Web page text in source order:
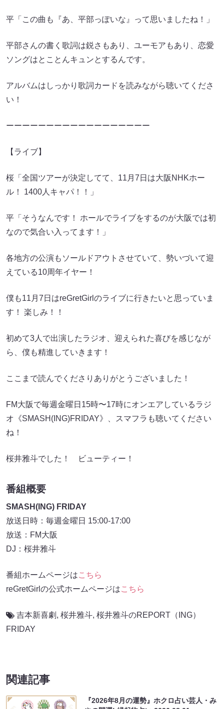
平「この曲も『あ、平部っぽいな』って思いましたね！」
平部さんの書く歌詞は鋭さもあり、ユーモアもあり、恋愛
ソングはとことんキュンとするんです。
アルバムはしっかり歌詞カードを読みながら聴いてくださ
い！
ーーーーーーーーーーーーーーーーーー
【ライブ】
桜「全国ツアーが決定してて、11月7日は大阪NHKホー
ル！ 1400人キャパ！！」
平「そうなんです！ ホールでライブをするのが大阪では初
なので気合い入ってます！」
各地方の公演もソールドアウトさせていて、勢いづいて迎
えている10周年イヤー！
僕も11月7日はreGretGirlのライブに行きたいと思っていま
す！ 楽しみ！！
初めて3人で出演したラジオ、迎えられた喜びを感じなが
ら、僕も精進していきます！
ここまで読んでくださりありがとうございました！
FM大阪で毎週金曜日15時〜17時にオンエアしているラジ
オ《SMASH(ING)FRIDAY》、スマフラも聴いてください
ね！
桜井雅斗でした！ ビューティー！
番組概要
SMASH(ING) FRIDAY
放送日時：毎週金曜日 15:00-17:00
放送：FM大阪
DJ：桜井雅斗
番組ホームページはこちら
reGretGirlの公式ホームページはこちら
吉本新喜劇 , 桜井雅斗, 桜井雅斗のREPORT（ING）
FRIDAY
関連記事
『2026年8月の運勢』ホクロ占い芸人・み